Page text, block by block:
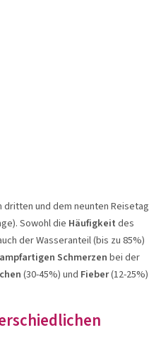
und dem neunten Reisetag
Sowohl die Häufigkeitdes
der Wasseranteil (bis zu 85%)
Schmerzenbei der
(30-45%) und Fieber(12-25%)